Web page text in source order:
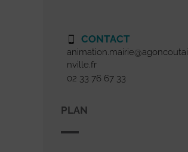
CONTACT
animation.mairie@agoncoutai
nville.fr
02 33 76 67 33
PLAN